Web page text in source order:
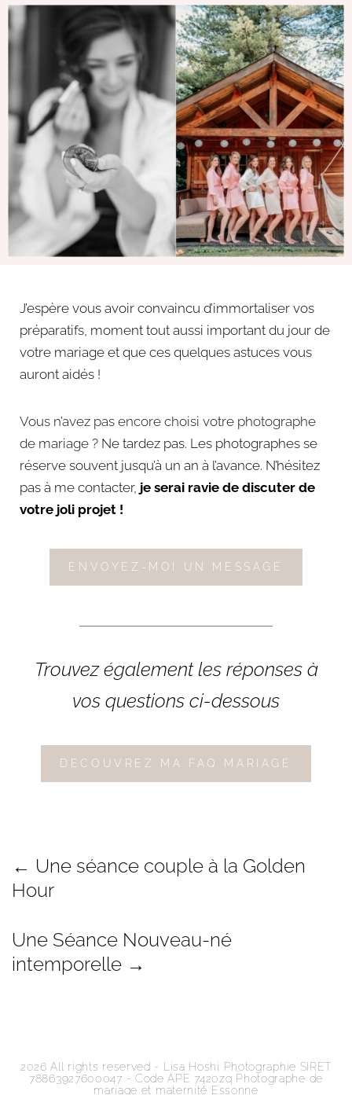
J’espère vous avoir convaincu d’immortaliser vos
préparatifs, moment tout aussi important du jour de
votre mariage et que ces quelques astuces vous
auront aidés !
Vous n’avez pas encore choisi votre photographe
de mariage ? Ne tardez pas. Les photographes se
réserve souvent jusqu’à un an à l’avance. N’hésitez
pas à me contacter, je serai ravie de discuter de
votre joli projet !
ENVOYEZ-MOI UN MESSAGE
Trouvez également les réponses à
vos questions ci-dessous
DECOUVREZ MA FAQ MARIAGE
← Une séance couple à la Golden
Hour
Une Séance Nouveau-né
intemporelle →
2026 All rights reserved - Lisa Hoshi Photographie SIRET
78863927600047 - Code APE 7420zq Photographe de
mariage et maternité Essonne